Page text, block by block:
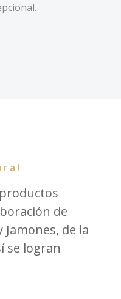
de
de la
se logran